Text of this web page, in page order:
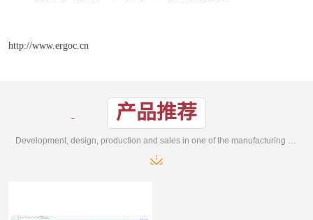
http://www.ergoc.cn
产品推荐
Development, design, production and sales in one of the manufacturing enterprises